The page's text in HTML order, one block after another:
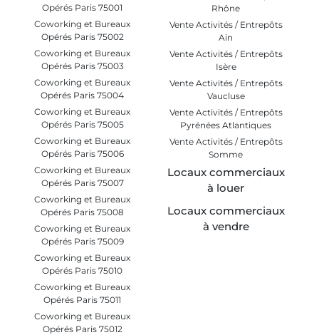
Opérés Paris 75001
Coworking et Bureaux
Opérés Paris 75002
Coworking et Bureaux
Opérés Paris 75003
Coworking et Bureaux
Opérés Paris 75004
Coworking et Bureaux
Opérés Paris 75005
Coworking et Bureaux
Opérés Paris 75006
Coworking et Bureaux
Opérés Paris 75007
Coworking et Bureaux
Opérés Paris 75008
Coworking et Bureaux
Opérés Paris 75009
Coworking et Bureaux
Opérés Paris 75010
Coworking et Bureaux
Opérés Paris 75011
Coworking et Bureaux
Opérés Paris 75012
Rhône
Vente Activités / Entrepôts
Ain
Vente Activités / Entrepôts
Isère
Vente Activités / Entrepôts
Vaucluse
Vente Activités / Entrepôts
Pyrénées Atlantiques
Vente Activités / Entrepôts
Somme
Locaux commerciaux
à louer
Locaux commerciaux
à vendre